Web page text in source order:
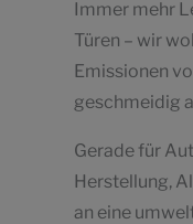
Immer mehr
Türen – wir
Emissionen
geschmeidig
Gerade für
Herstellung,
an eine